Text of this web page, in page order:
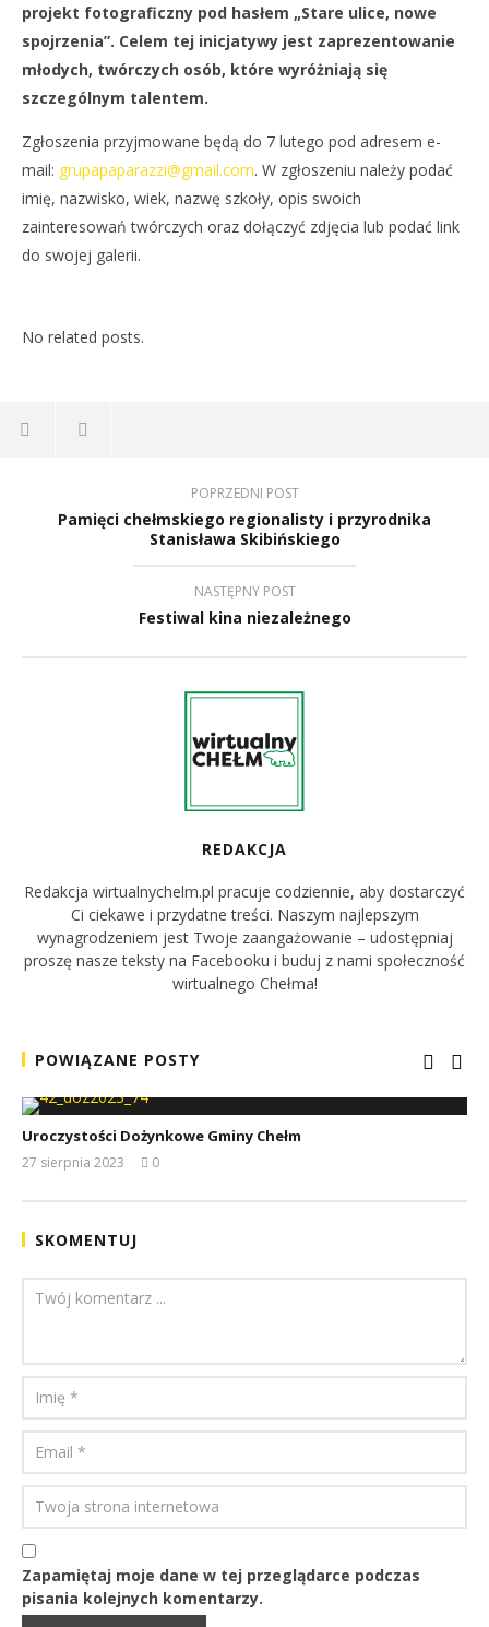
NOW VIEWING
Młodzi fotografowie poszukiwani!
22
stycznia
projekt fotograficzny pod hasłem „Stare ulice, nowe
spojrzenia”. Celem tej inicjatywy jest zaprezentowanie
młodych, twórczych osób, które wyróżniają się
szczególnym talentem.
Zgłoszenia przyjmowane będą do 7 lutego pod adresem e-
mail: grupapaparazzi@gmail.com. W zgłoszeniu należy podać
imię, nazwisko, wiek, nazwę szkoły, opis swoich
zainteresowań twórczych oraz dołączyć zdjęcia lub podać link
do swojej galerii.
No related posts.
POPRZEDNI POST
Pamięci chełmskiego regionalisty i przyrodnika
Stanisława Skibińskiego
NASTĘPNY POST
Festiwal kina niezależnego
REDAKCJA
Redakcja wirtualnychelm.pl pracuje codziennie, aby dostarczyć
Ci ciekawe i przydatne treści. Naszym najlepszym
wynagrodzeniem jest Twoje zaangażowanie – udostępniaj
proszę nasze teksty na Facebooku i buduj z nami społeczność
wirtualnego Chełma!
POWIĄZANE POSTY
Uroczystości Dożynkowe Gminy Chełm
27 sierpnia 2023
0
SKOMENTUJ
Zapamiętaj moje dane w tej przeglądarce podczas
pisania kolejnych komentarzy.